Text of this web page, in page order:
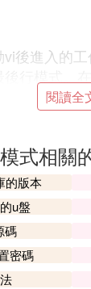
後進入的
都被當作編
果輸入的字
字元編輯
編輯模式
容顯示在屏
令模式。
閱讀全
式相關
的版本
u盤
碼
密碼